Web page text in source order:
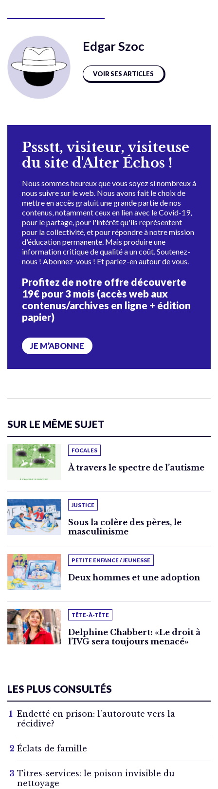
Edgar Szoc
VOIR SES ARTICLES
Pssstt, visiteur, visiteuse
du site d'Alter Échos !
Nous sommes heureux que vous soyez si nombreux à
nous suivre sur le web. Nous avons fait le choix de
mettre en accès gratuit une grande partie de nos
contenus, notamment ceux en lien avec le Covid-19,
pour le partage, pour l'intérêt qu'ils représentent
pour la collectivité, et pour répondre à notre mission
d'éducation permanente. Mais produire une
information critique de qualité a un coût. Soutenez-
nous ! Abonnez-vous ! Et parlez-en autour de vous.
Profitez de notre offre découverte
19€ pour 3 mois (accès web aux
contenus/archives en ligne + édition
papier)
JE M’ABONNE
SUR LE MÊME SUJET
FOCALES
À travers le spectre de l’autisme
JUSTICE
Sous la colère des pères, le
masculinisme
PETITE ENFANCE / JEUNESSE
Deux hommes et une adoption
TÊTE-À-TÊTE
Delphine Chabbert: «Le droit à
l’IVG sera toujours menacé»
LES PLUS CONSULTÉS
Endetté en prison: l’autoroute vers la
récidive?
Éclats de famille
Titres-services: le poison invisible du
nettoyage